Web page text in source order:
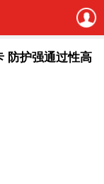
防护强通过性高